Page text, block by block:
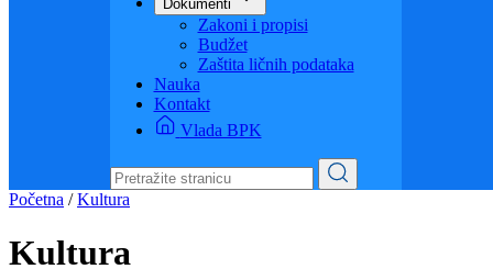
Udruženja
Kalendar kulturnih dešavanja
Dokumenti
Zakoni i propisi
Budžet
Zaštita ličnih podataka
Nauka
Kontakt
Vlada BPK
Početna/Kultura